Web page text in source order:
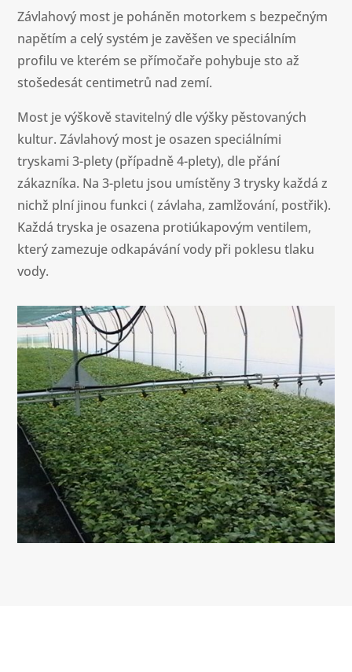
Závlahový most je poháněn motorkem s bezpečným
napětím a celý systém je zavěšen ve speciálním
profilu ve kterém se přímočaře pohybuje sto až
stošedesát centimetrů nad zemí.
Most je výškově stavitelný dle výšky pěstovaných
kultur. Závlahový most je osazen speciálními
tryskami 3-plety (případně 4-plety), dle přání
zákazníka. Na 3-pletu jsou umístěny 3 trysky každá z
nichž plní jinou funkci ( závlaha, zamlžování, postřik).
Každá tryska je osazena protiúkapovým ventilem,
který zamezuje odkapávání vody při poklesu tlaku
vody.